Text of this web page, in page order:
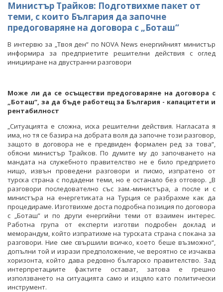
Министър Трайков: Подготвихме пакет от
теми, с които България да започне
предоговаряне на договора с „Боташ“
В интервю за „Твоя ден“ по NOVA News енергийният министър
информира за предприетите решителни действия с оглед
иницииране на двустранни разговори
Може ли да се осъществи предоговаряне на договора с
„Боташ“, за да бъде работещ за България - капацитети и
рентабилност
„Ситуацията е сложна, иска решителни действия. Нагласата я
има, но тя се базира на добрата воля да започне този разговор,
защото в договора не е предвиден формален ред за това“,
обясни министър Трайков. По думите му до започването на
мандата на служебното правителство не е било предприето
нищо, извън проведени разговори и писмо, изпратено от
турска страна с подадени теми, но е останало без отговор. „В
разговори последователно със зам.-министъра, а после и с
министъра на енергетиката на Турция се разбрахме как да
процедираме. Изготвихме доста подробна позиция по договора
с „Боташ” и по други енергийни теми от взаимен интерес.
Работна група от експерти изготви подробен доклад и
меморандум, който изпратихме на турската страна с покана за
разговори. Ние сме свършили всичко, което беше възможно“,
допълни той и изрази предположение, че вероятно се изчаква
хоризонта, който дава редовно българско правителство. Зад
интерпретациите фактите остават, затова е грешно
използването на ситуацията само и изцяло като политически
инструмент.